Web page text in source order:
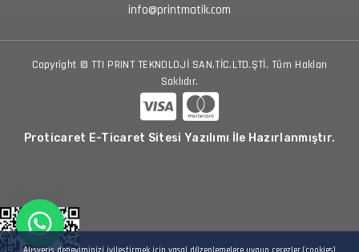
info@printmatik.com
Copyright © TTI PRINT TEKNOLOJİ SAN.TİC.LTD.ŞTİ. Tüm Hakları
Saklıdır.
Proticaret E-Ticaret Sitesi Yazılımı İle Hazırlanmıştır.